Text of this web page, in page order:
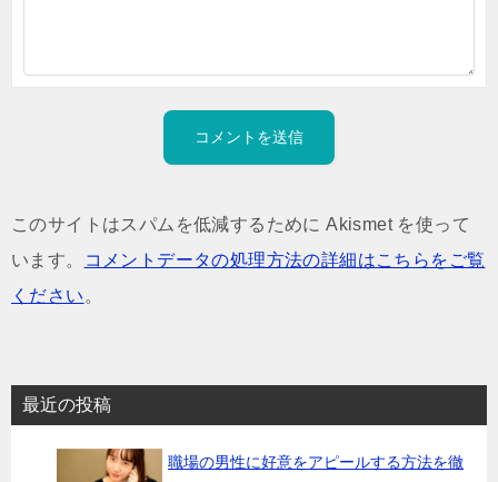
このサイトはスパムを低減するために Akismet を使って
います。
コメントデータの処理方法の詳細はこちらをご覧
ください 。
最近の投稿
職場の男性に好意をアピールする方法を徹